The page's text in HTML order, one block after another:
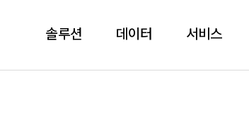
솔루션 데이터 서비스